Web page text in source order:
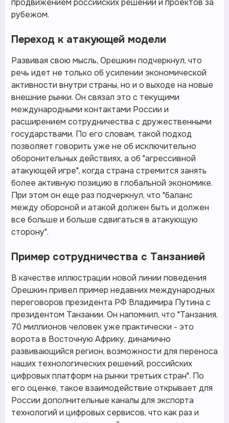
продвижением российских решений и проектов за
рубежом.
Переход к атакующей модели
Развивая свою мысль, Орешкин подчеркнул, что
речь идет не только об усилении экономической
активности внутри страны, но и о выходе на новые
внешние рынки. Он связал это с текущими
международными контактами России и
расширением сотрудничества с дружественными
государствами. По его словам, такой подход
позволяет говорить уже не об исключительно
оборонительных действиях, а об "агрессивной
атакующей игре", когда страна стремится занять
более активную позицию в глобальной экономике.
При этом он еще раз подчеркнул, что "баланс
между обороной и атакой должен быть и должен
все больше и больше сдвигаться в атакующую
сторону".
Пример сотрудничества с Танзанией
В качестве иллюстрации новой линии поведения
Орешкин привел пример недавних международных
переговоров президента РФ Владимира Путина с
президентом Танзании. Он напомнил, что "Танзания,
70 миллионов человек уже практически - это
ворота в Восточную Африку, динамично
развивающийся регион, возможности для переноса
наших технологических решений, российских
цифровых платформ на рынки третьих стран". По
его оценке, такое взаимодействие открывает для
России дополнительные каналы для экспорта
технологий и цифровых сервисов, что как раз и